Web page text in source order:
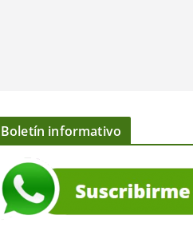
Boletín informativo